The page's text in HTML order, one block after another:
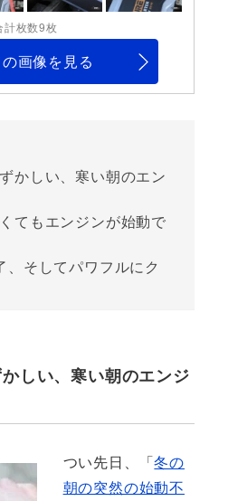
計枚数9枚
画像を見る
かしい、寒い朝のエン
てもエンジンが始動で
そしてパワフルにク
しい、寒い朝のエンジ
つい先日、「冬の
朝の突然の始動不